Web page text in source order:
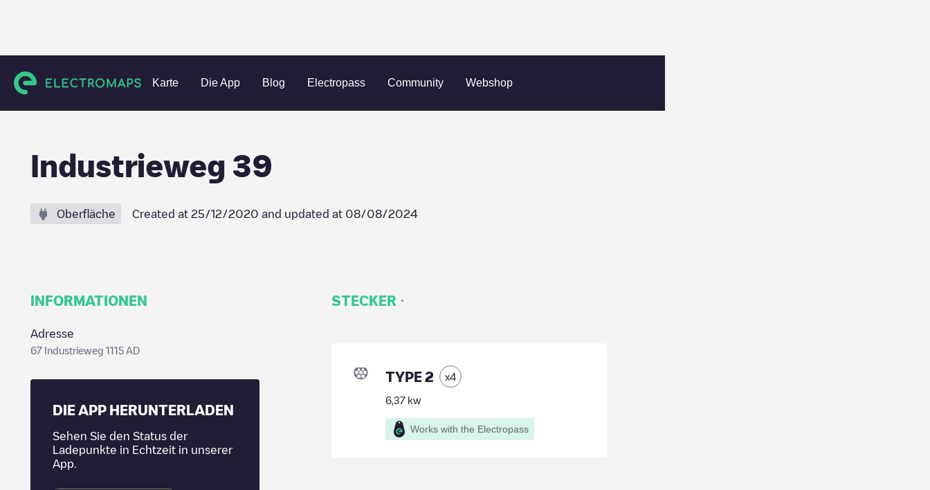
Karte Die App Blog Electropass Community Webshop
Charging stations Niederlande Ouder-Amstel Duivendrecht Industrieweg 39
Industrieweg 39
Oberfläche Created at 25/12/2020 and updated at 08/08/2024
INFORMATIONEN
Adresse
67 Industrieweg 1115 AD
DIE APP HERUNTERLADEN
Sehen Sie den Status der
Ladepunkte in Echtzeit in unserer
App.
STECKER ·
TYPE 2 x4
6,37kw
Works with the Electropass